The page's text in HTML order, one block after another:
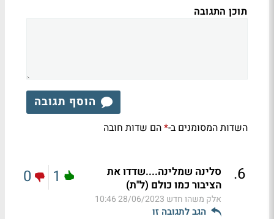
תוכן התגובה
הוסף תגובה
השדות המסומנים ב-*הם שדות חובה
6
.
סלינה שמלינה....שדדו את
הציבור כמו כולם (ל"ת)
אלק משהו חדש 28/06/2023 10:46
הגב לתגובה זו
1
0